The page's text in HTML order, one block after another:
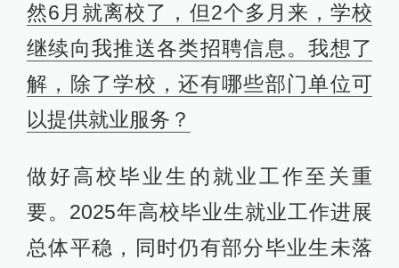
然6月就离校了，但2个多月来，学校
继续向我推送各类招聘信息。我想了
解，除了学校，还有哪些部门单位可
以提供就业服务？
做好高校毕业生的就业工作至关重
要。2025年高校毕业生就业工作进展
总体平稳，同时仍有部分毕业生未落